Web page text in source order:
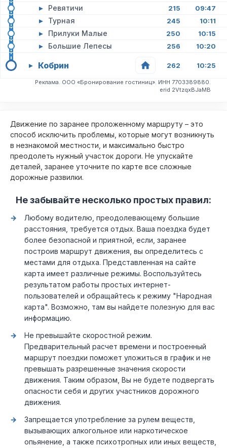
▸ Ревятичи 215 09:47
▸ Турная 245 10:11
▸ Прилуки Малые 250 10:15
▸ Большие Лепесы 256 10:20
▸ Кобрин 262 10:25
Реклама. ООО «Бронирование гостиниц». ИНН 7703389880.
erid 2VtzqxBJaMB
Движение по заранее проложенному маршруту – это
способ исключить проблемы, которые могут возникнуть
в незнакомой местности, и максимально быстро
преодолеть нужный участок дороги. Не упускайте
деталей, заранее уточните по карте все сложные
дорожные развилки.
Не забывайте несколько простых правил:
Любому водителю, преодолевающему большие
расстояния, требуется отдых. Ваша поездка будет
более безопасной и приятной, если, заранее
построив маршрут движения, вы определитесь с
местами для отдыха. Представленная на сайте
карта имеет различные режимы. Воспользуйтесь
результатом работы простых интернет-
пользователей и обращайтесь к режиму "Народная
карта". Возможно, там вы найдете полезную для вас
информацию.
Не превышайте скоростной режим.
Предварительный расчет времени и построенный
маршрут поездки поможет уложиться в график и не
превышать разрешенные значения скорости
движения. Таким образом, Вы не будете подвергать
опасности себя и других участников дорожного
движения.
Запрещается употребление за рулем веществ,
вызывающих алкогольное или наркотическое
опьянение, а также психотропных или иных веществ,